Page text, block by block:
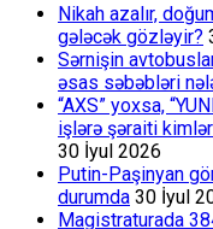
Nikah azalır,
gələcək gözləyir?
Sərnişin
əsas səbəbləri
“AXS” yoxsa,
işlərə şəraiti
30 İyul 2026
Putin-Paşinyan
durumda 30 İyul
Magistraturada